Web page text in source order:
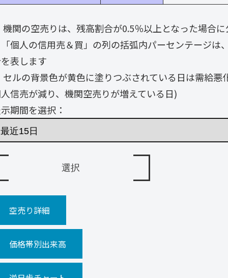
機関の空売りは、残高割合が0.5％以上となった場合
個人の信用売＆買」の列の括弧内パーセンテージは
表します
セルの背景色が黄色に塗りつぶされている日は需給
信売が減り、機関空売りが増えている日)
期間を選択：
空売り詳細
価格帯別出来高